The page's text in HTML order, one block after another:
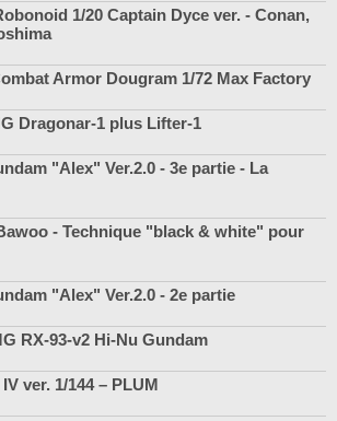
1/20 Captain Dyce ver. - Conan,
Armor Dougram 1/72 Max Factory
Dragonar-1 plus Lifter-1
"Alex" Ver.2.0 - 3e partie - La
- Technique "black & white" pour
"Alex" Ver.2.0 - 2e partie
RX-93-v2 Hi-Nu Gundam
ver. 1/144 – PLUM